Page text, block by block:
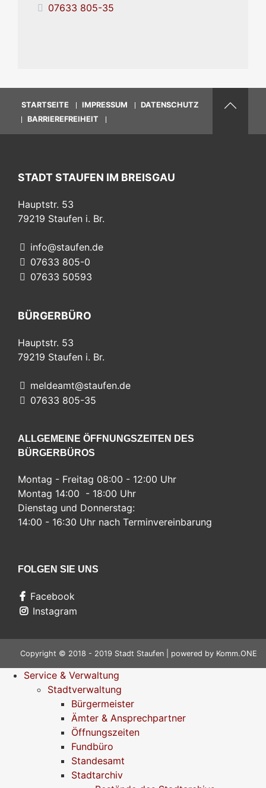
07633 805-35
STARTSEITE IMPRESSUM
DATENSCHUTZ
BARRIEREFREIHEIT
STADT STAUFEN IM BREISGAU
Hauptstr. 53
79219 Staufen i. Br.
info@staufen.de
07633 805-0
07633 50593
BÜRGERBÜRO
Hauptstr. 53
79219 Staufen i. Br.
meldeamt@staufen.de
07633 805-35
ALLGEMEINE ÖFFNUNGSZEITEN DES
BÜRGERBÜROS
Montag - Freitag 08:00 - 12:00 Uhr
Montag 14:00 - 18:00 Uhr
Dienstag und Donnerstag:
14:00 - 16:30 Uhr nach Terminvereinbarung
FOLGEN SIE UNS
Facebook
Instagram
Copyright © 2018 - 2019 Stadt Staufen | powered by Komm.ONE
Service & Verwaltung
Stadtverwaltung
Bürgermeister
Ämter & Ansprechpartner
Öffnungszeiten
Fundbüro
Standesamt
Stadtarchiv